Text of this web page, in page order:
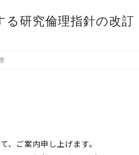
る研究倫理指針の改訂
、ご案内申し上げます。